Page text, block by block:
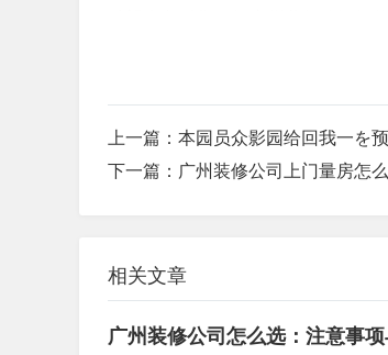
考虑装修公司的报价和服务质量。
上一篇： 本园员众影园给回我一を
下一篇： 广州装修公司上门量房怎
相关文章
广州装修公司怎么选：注意事